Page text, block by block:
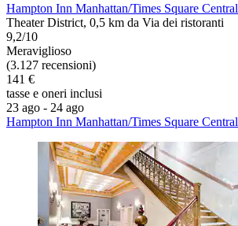
Hampton Inn Manhattan/Times Square Central
Theater District, 0,5 km da Via dei ristoranti
9,2/10
Meraviglioso
(3.127 recensioni)
141 €
tasse e oneri inclusi
23 ago - 24 ago
Hampton Inn Manhattan/Times Square Central